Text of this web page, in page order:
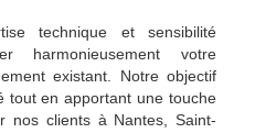
technique et sensibilité
harmonieusement votre
existant. Notre objectif
tout en apportant une touche
nos clients à Nantes, Saint-